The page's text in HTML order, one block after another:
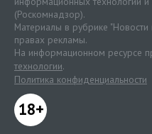
(Роскомнадзор).
Материалы в рубрике
правах рекламы.
На информационном ресурсе
технологии.
Политика конфиденциальности
18+